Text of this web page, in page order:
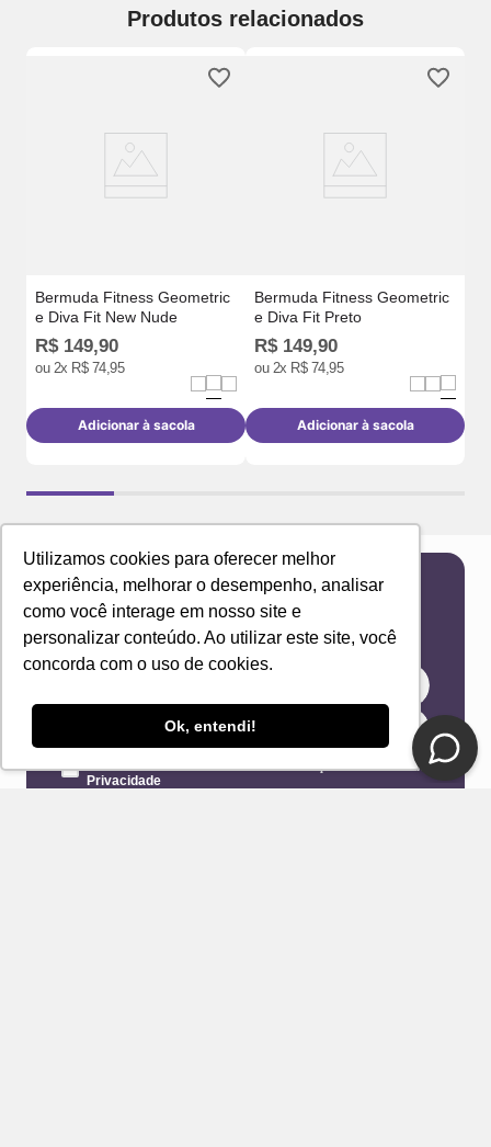
Utilizamos cookies para oferecer melhor
experiência, melhorar o desempenho, analisar
como você interage em nosso site e
personalizar conteúdo. Ao utilizar este site, você
concorda com o uso de cookies.
Ok, entendi!
Produtos relacionados
Bermuda Fitness Geometric
e Diva Fit New Nude
R$ 149,90
ou 2x R$ 74,95
Adicionar à sacola
Bermuda Fitness Geometric
e Diva Fit Preto
R$ 149,90
ou 2x R$ 74,95
Adicionar à sacola
Newsletter
Receba novidades e ofertas exclusivas em seu
e-mail!
Eu concordo com os Termos & Condições e Política de
Privacidade